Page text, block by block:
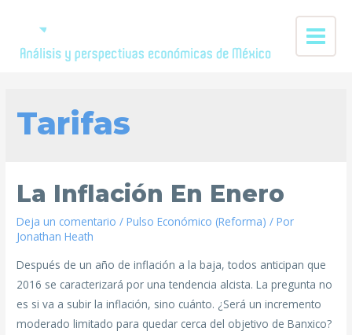
Tarifas
La Inflación En Enero
Deja un comentario /Pulso Económico (Reforma) / Por
Jonathan Heath
Después de un año de inflación a la baja, todos anticipan que
2016 se caracterizará por una tendencia alcista. La pregunta no
es si va a subir la inflación, sino cuánto. ¿Será un incremento
moderado limitado para quedar cerca del objetivo de Banxico?